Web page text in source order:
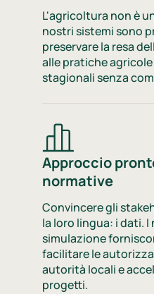
L'agricoltura non è
nostri sistemi sono
preservare la resa
alle pratiche
stagionali senza
Approccio
normative
Convincere gli
la loro lingua: i dati.
simulazione
facilitare le
autorità locali e
progetti.